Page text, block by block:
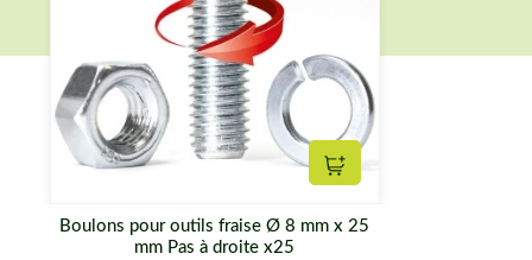
Ajouter au panier
Boulons pour outils fraise Ø 8 mm x 25
mm Pas à droite x25